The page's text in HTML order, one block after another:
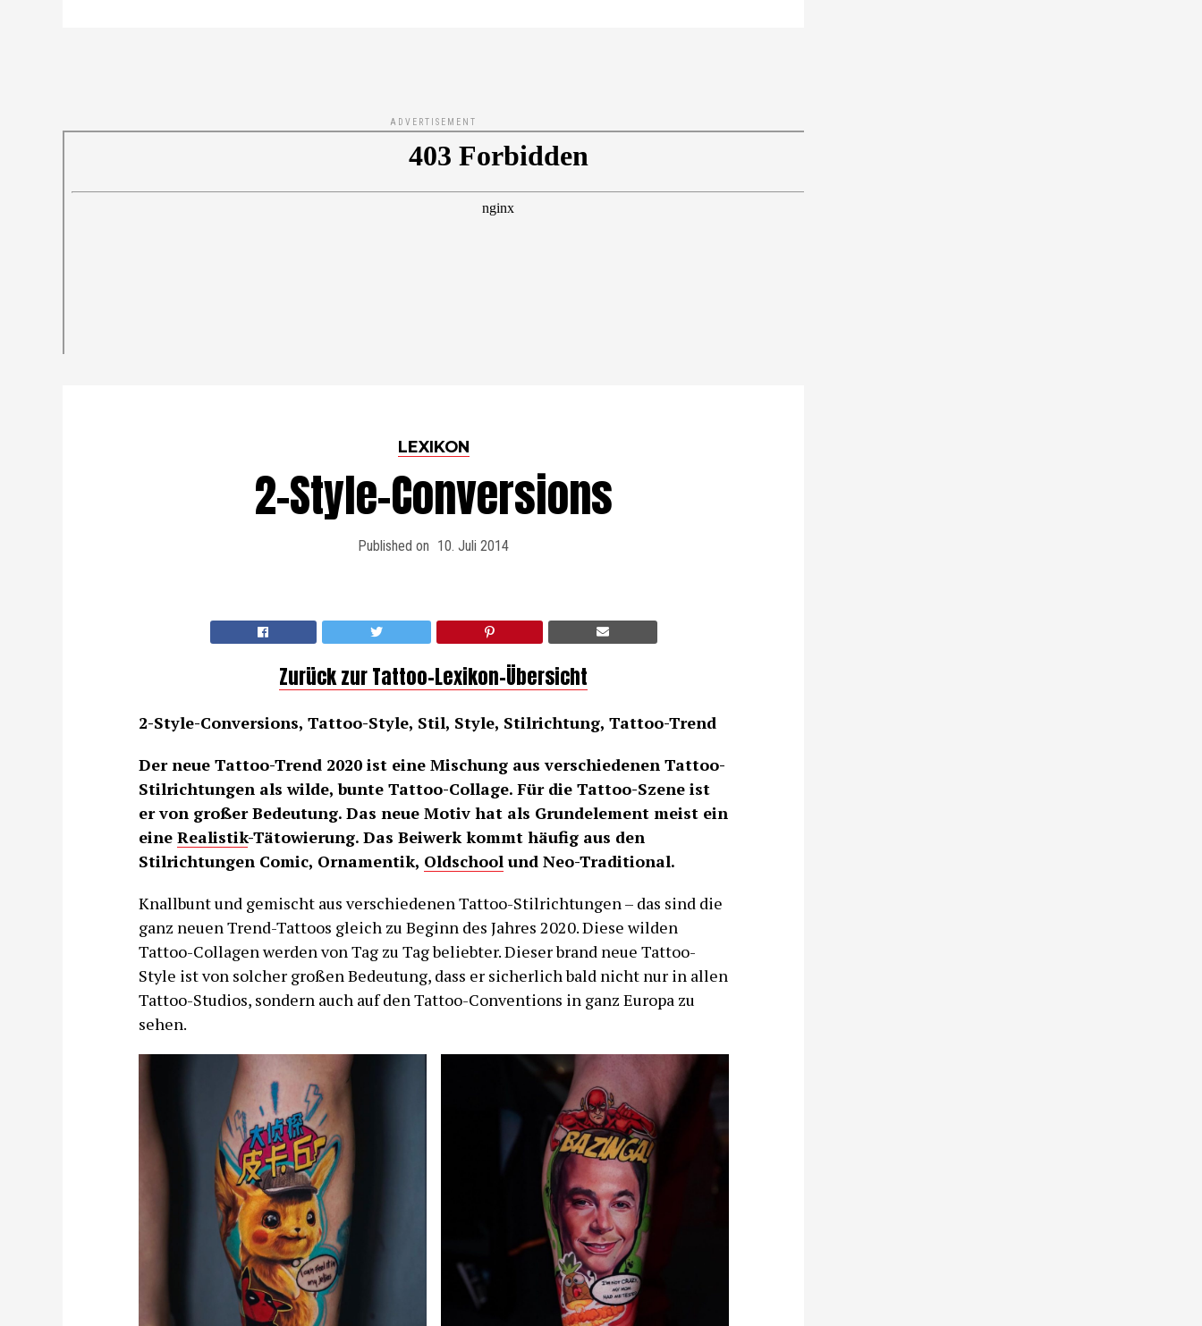
ADVERTISEMENT
LEXIKON
2-Style-Conversions
Published on 10. Juli 2014
Zurück zur Tattoo-Lexikon-Übersicht
2-Style-Conversions, Tattoo-Style, Stil, Style, Stilrichtung, Tattoo-Trend
Der neue Tattoo-Trend 2020 ist eine Mischung aus verschiedenen Tattoo-
Stilrichtungen als wilde, bunte Tattoo-Collage. Für die Tattoo-Szene ist
er von großer Bedeutung. Das neue Motiv hat als Grundelement meist ein
eine Realistik-Tätowierung. Das Beiwerk kommt häufig aus den
Stilrichtungen Comic, Ornamentik, Oldschoolund Neo-Traditional.
Knallbunt und gemischt aus verschiedenen Tattoo-Stilrichtungen – das sind die
ganz neuen Trend-Tattoos gleich zu Beginn des Jahres 2020. Diese wilden
Tattoo-Collagen werden von Tag zu Tag beliebter. Dieser brand neue Tattoo-
Style ist von solcher großen Bedeutung, dass er sicherlich bald nicht nur in allen
Tattoo-Studios, sondern auch auf den Tattoo-Conventions in ganz Europa zu
sehen.